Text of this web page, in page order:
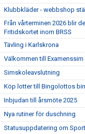
Klubbkläder - webbshop
Från vårterminen 2026 blir
Fritidskortet inom BRSS
Tävling i Karlskrona
Välkommen till Examenssim
Simskoleavslutning
Köp lotter till Bingolottos
Inbjudan till årsmöte 2025
Nya rutiner för duschning
Statusuppdatering om